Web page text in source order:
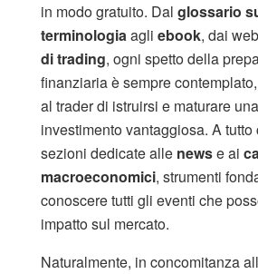
in modo gratuito. Dal glossario
terminologiaagli ebook, dai
di trading, ogni spetto della
finanziaria è sempre
al trader di istruirsi e maturare
investimento vantaggiosa. A
sezioni dedicate alle newse ai
macroeconomici, strumenti
conoscere tutti gli eventi che
impatto sul mercato.
Naturalmente, in concomitanza